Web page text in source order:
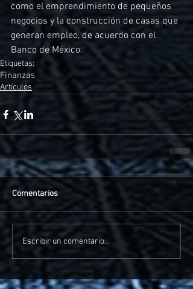
como el emprendimiento de pequeños
negocios y la construcción de casas que
generan empleo, de acuerdo con el
Banco de México.
Etiquetas:
Finanzas
Artículos
Comentarios
Escribir un comentario...